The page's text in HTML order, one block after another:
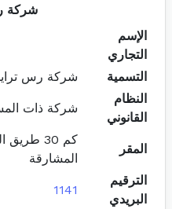
شركة
الإسم
التجاري
التسمية
شركة رس
النظام
القانوني
شركة ذات
المقر
المشارقة
الترقيم
البريدي
1141